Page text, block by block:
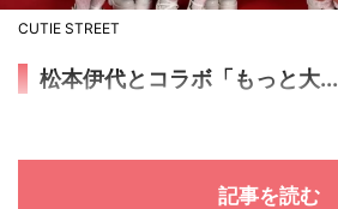
CUTIE STREET
松本伊代とコラボ「もっと大...
記事を読む